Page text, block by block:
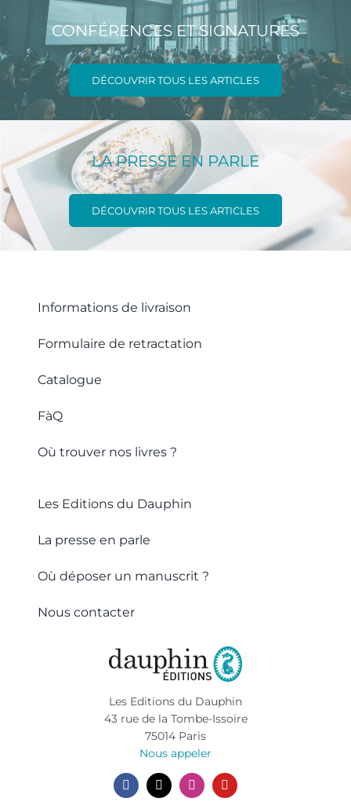
CONFÉRENCES ET SIGNATURES
DÉCOUVRIR TOUS LES ARTICLES
LA PRESSE EN PARLE
DÉCOUVRIR TOUS LES ARTICLES
Informations de livraison
Formulaire de retractation
Catalogue
FàQ
Où trouver nos livres ?
Les Editions du Dauphin
La presse en parle
Où déposer un manuscrit ?
Nous contacter
Les Editions du Dauphin
43 rue de la Tombe-Issoire
75014 Paris
Nous appeler